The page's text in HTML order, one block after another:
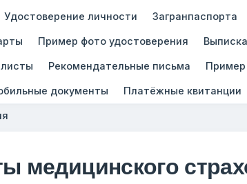
Удостоверение личности Загранпаспорта
Пример фото удостоверения
Рекомендательные письма
документы Платёжные квитанции
медицинского